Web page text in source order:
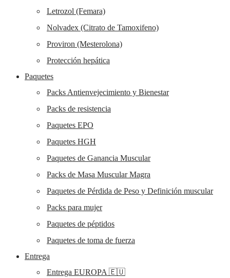
Letrozol (Femara)
Nolvadex (Citrato de Tamoxifeno)
Proviron (Mesterolona)
Protección hepática
Paquetes
Packs Antienvejecimiento y Bienestar
Packs de resistencia
Paquetes EPO
Paquetes HGH
Paquetes de Ganancia Muscular
Packs de Masa Muscular Magra
Paquetes de Pérdida de Peso y Definición muscular
Packs para mujer
Paquetes de péptidos
Paquetes de toma de fuerza
Entrega
Entrega EUROPA 🇪🇺